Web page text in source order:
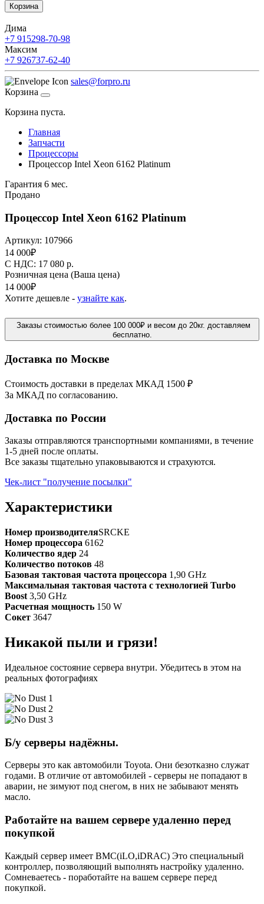
Корзина
Дима
+7 915298-70-98
Максим
+7 926737-62-40
sales@forpro.ru
Корзина
Корзина пуста.
Главная
Запчасти
Процессоры
Процессор Intel Xeon 6162 Platinum
Гарантия 6 мес.
Продано
Процессор Intel Xeon 6162 Platinum
Артикул: 107966
14 000₽
C НДС: 17 080 р.
Розничная цена (Ваша цена)
14 000₽
Хотите дешевле - узнайте как.
Заказы стоимостью более 100 000₽ и весом до 20кг. доставляем
бесплатно.
Доставка по Москве
Стоимость доставки в пределах МКАД 1500 ₽
За МКАД по согласованию.
Доставка по России
Заказы отправляются транспортными компаниями, в течение
1-5 дней после оплаты.
Все заказы тщательно упаковываются и страхуются.
Чек-лист "получение посылки"
Характеристики
Номер производителяSRCKE
Номер процессора 6162
Количество ядер 24
Количество потоков 48
Базовая тактовая частота процессора 1,90 GHz
Максимальная тактовая частота с технологией Turbo
Boost 3,50 GHz
Расчетная мощность 150 W
Сокет 3647
Никакой пыли и грязи!
Идеальное состояние сервера внутри. Убедитесь в этом на
реальных фотографиях
Б/у серверы надёжны.
Серверы это как автомобили Toyota. Они безотказно служат
годами. В отличие от автомобилей - серверы не попадают в
аварии, не зимуют под снегом, в них не забывают менять
масло.
Работайте на вашем сервере удаленно перед
покупкой
Каждый сервер имеет BMC(iLO,iDRAC) Это специальный
контроллер, позволяющий выполнять настройку удаленно.
Сомневаетесь - поработайте на вашем сервере перед
покупкой.